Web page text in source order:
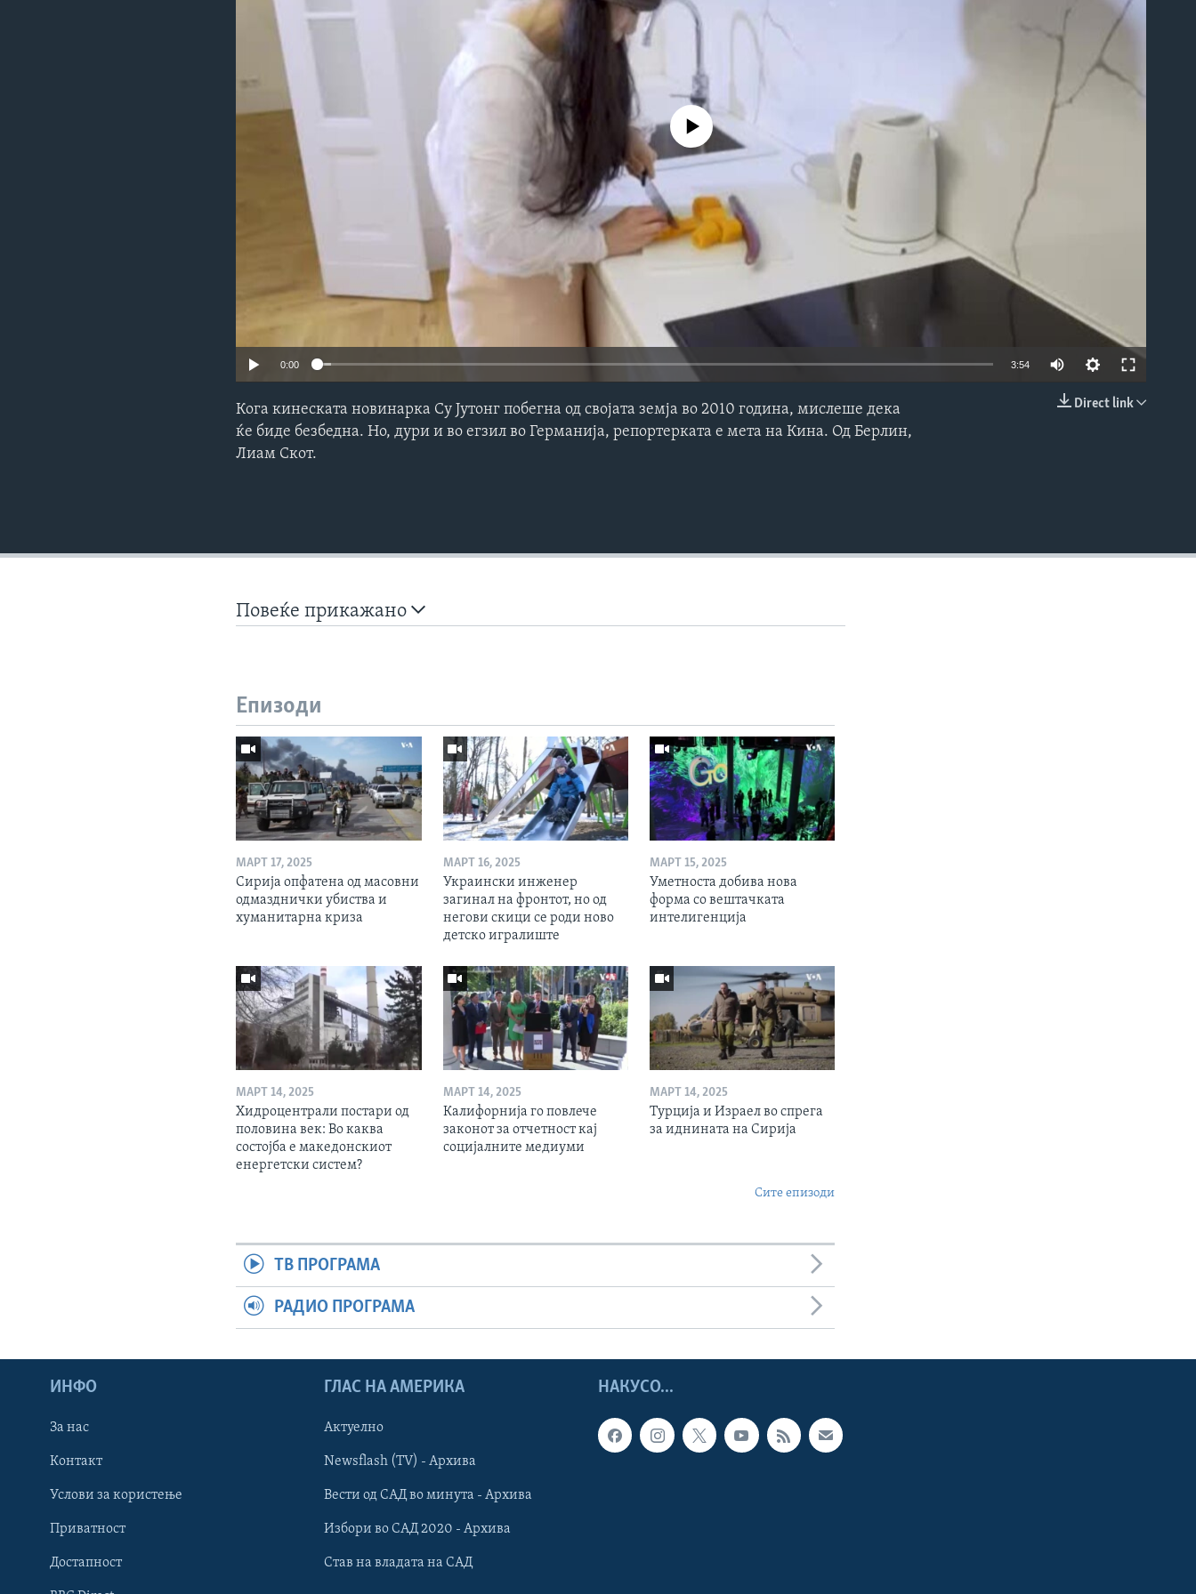
Learning English
НАКУСО...
No media source currently available
0:00 3:54
Direct link
Кога кинеската новинарка Су Јутонг побегна од својата земја во 2010 година, мислеше дека
ќе биде безбедна. Но, дури и во егзил во Германија, репортерката е мета на Кина. Од Берлин,
Лиам Скот.
Повеќе прикажано
Епизоди
МАРТ 17, 2025
Сирија опфатена од масовни
одмазднички убиства и
хуманитарна криза
МАРТ 16, 2025
Украински инженер
загинал на фронтот, но од
негови скици се роди ново
детско игралиште
МАРТ 15, 2025
Уметноста добива нова
форма со вештачката
интелигенција
МАРТ 14, 2025
Хидроцентрали постари од
половина век: Во каква
состојба е македонскиот
енергетски систем?
МАРТ 14, 2025
Калифорнија го повлече
законот за отчетност кај
социјалните медиуми
МАРТ 14, 2025
Турција и Израел во спрега
за иднината на Сирија
Сите епизоди
ТВ ПРОГРАМА
РАДИО ПРОГРАМА
НАКУСО...
ИНФО
За нас
Контакт
Услови за користење
Приватност
Достапност
ГЛАС НА АМЕРИКА
Актуелно
Newsflash (TV) - Архива
Вести од САД во минута - Архива
Избори во САД 2020 - Архива
Став на владата на САД